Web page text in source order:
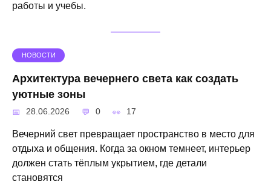
работы и учебы.
НОВОСТИ
Архитектура вечернего света как создать
уютные зоны
28.06.2026 0 17
Вечерний свет превращает пространство в место для
отдыха и общения. Когда за окном темнеет, интерьер
должен стать тёплым укрытием, где детали
становятся